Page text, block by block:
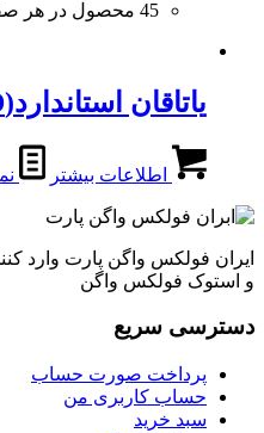
45 محصول در هر صفحه
یاتاقان استاندارد(STD) اصلی گل کامل
اطلاعات بیشتر
ایران فولکس واگن پارت وارد
و استوک فولکس واگن
دسترسی سریع
پرداخت صورت حساب
حساب کاربری من
سبد خرید